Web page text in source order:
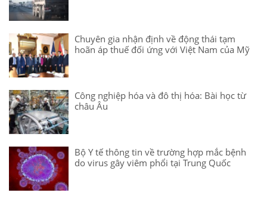
Chuyên gia nhận định về động thái tạm
hoãn áp thuế đối ứng với Việt Nam của Mỹ
Công nghiệp hóa và đô thị hóa: Bài học từ
châu Âu
Bộ Y tế thông tin về trường hợp mắc bệnh
do virus gây viêm phổi tại Trung Quốc